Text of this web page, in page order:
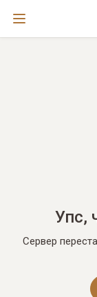
Упс,
Сервер